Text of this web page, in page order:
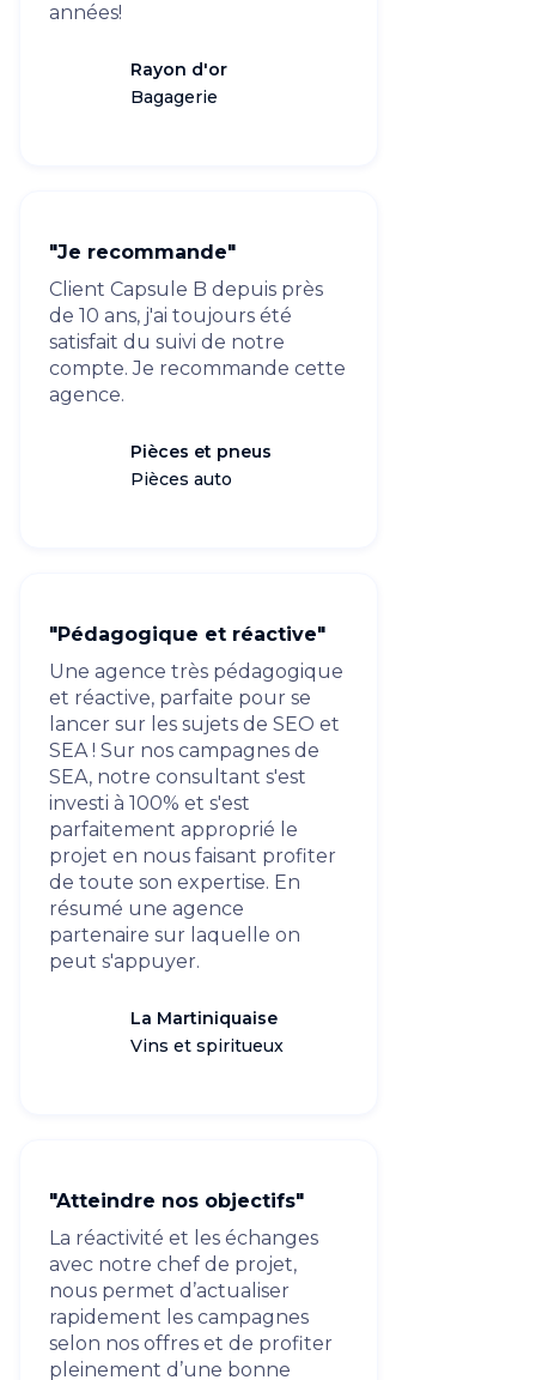
années!
Rayon d'or
Bagagerie
"Je recommande"
Client Capsule B depuis près
de 10 ans, j'ai toujours été
satisfait du suivi de notre
compte. Je recommande cette
agence.
Pièces et pneus
Pièces auto
"Pédagogique et réactive"
Une agence très pédagogique
et réactive, parfaite pour se
lancer sur les sujets de SEO et
SEA ! Sur nos campagnes de
SEA, notre consultant s'est
investi à 100% et s'est
parfaitement approprié le
projet en nous faisant profiter
de toute son expertise. En
résumé une agence
partenaire sur laquelle on
peut s'appuyer.
La Martiniquaise
Vins et spiritueux
"Atteindre nos objectifs"
La réactivité et les échanges
avec notre chef de projet,
nous permet d’actualiser
rapidement les campagnes
selon nos offres et de profiter
pleinement d’une bonne